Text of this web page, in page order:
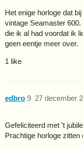
Het enige horloge dat
vintage Seamaster
die ik al had voordat ik
geen eentje meer over.
1 like
edbro 27 december
9
Gefeliciteerd met 't
Prachtige horloge zitten